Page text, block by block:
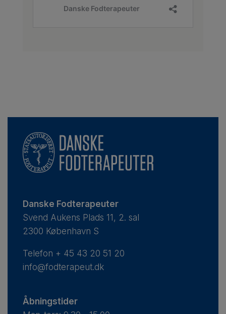
Danske Fodterapeuter
Svend Aukens Plads 11, 2. sal
2300 København S
Telefon + 45 43 20 51 20
info@fodterapeut.dk
Åbningstider